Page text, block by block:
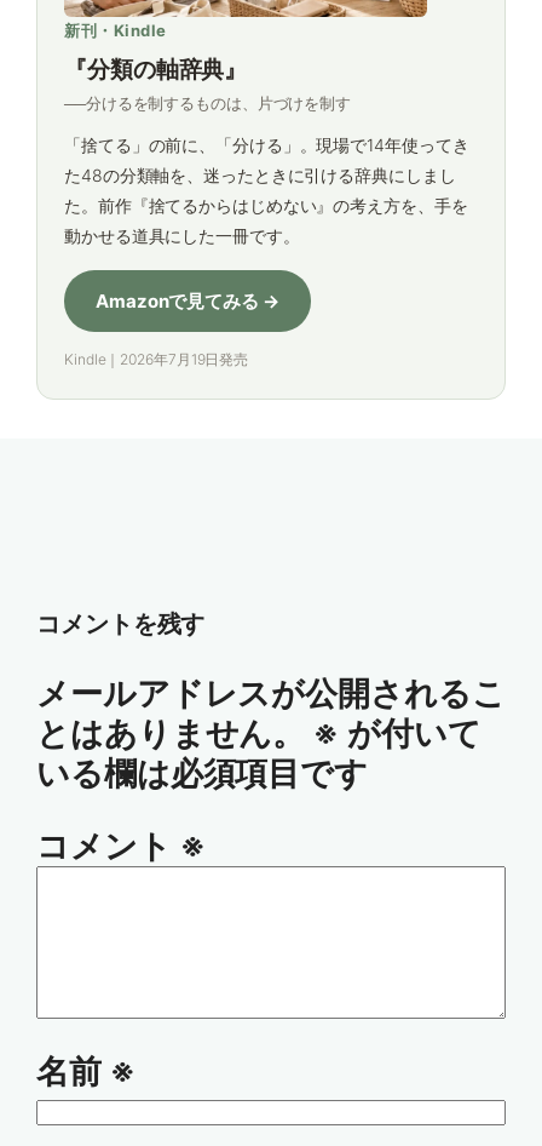
新刊・Kindle
『分類の軸辞典』
──分けるを制するものは、片づけを制す
「捨てる」の前に、「分ける」。現場で14年使ってき
た48の分類軸を、迷ったときに引ける辞典にしまし
た。前作『捨てるからはじめない』の考え方を、手を
動かせる道具にした一冊です。
Amazonで見てみる →
Kindle｜2026年7月19日発売
コメントを残す
メールアドレスが公開されるこ
とはありません。
※ が付いて
いる欄は必須項目です
コメント ※
名前 ※